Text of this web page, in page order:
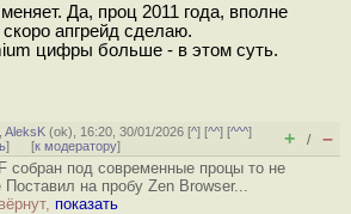
Да, проц 2011 года, вполне
скоро апгрейд сделаю.
цифры больше - в этом суть.
,AleksK (ok), 16:20, 30/01/2026 [^] [^^] [^^^]
] [к модератору] + / –
собран под современные процы то не
на пробу Zen Browser...
показать